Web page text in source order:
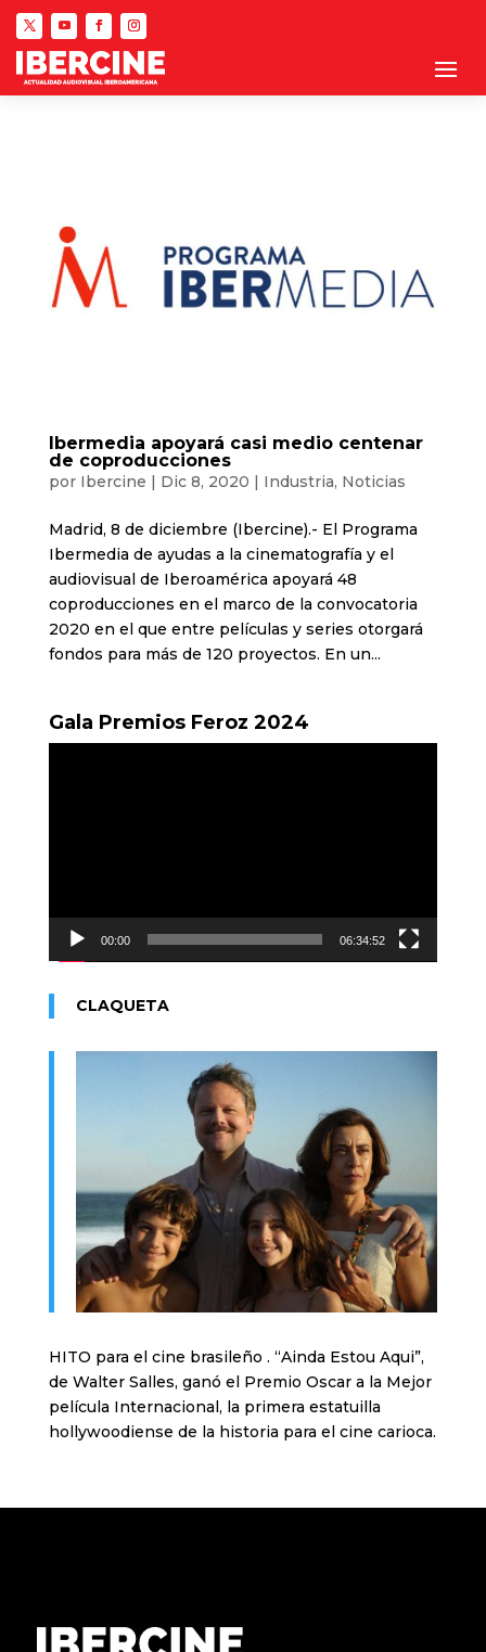
Ibermedia apoyará casi medio centenar
de coproducciones
por Ibercine | Dic 8, 2020 | Industria, Noticias
Madrid, 8 de diciembre (Ibercine).- El Programa
Ibermedia de ayudas a la cinematografía y el
audiovisual de Iberoamérica apoyará 48
coproducciones en el marco de la convocatoria
2020 en el que entre películas y series otorgará
fondos para más de 120 proyectos. En un...
Gala Premios Feroz 2024
00:00 06:34:52
CLAQUETA
HITO para el cine brasileño . “Ainda Estou Aqui”,
de Walter Salles, ganó el Premio Oscar a la Mejor
película Internacional, la primera estatuilla
hollywoodiense de la historia para el cine carioca.